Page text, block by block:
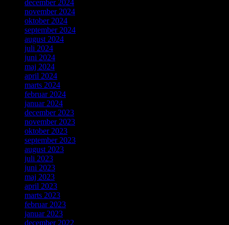
december 2024
november 2024
oktober 2024
september 2024
august 2024
juli 2024
juni 2024
maj 2024
april 2024
marts 2024
februar 2024
januar 2024
december 2023
november 2023
oktober 2023
september 2023
august 2023
juli 2023
juni 2023
maj 2023
april 2023
marts 2023
februar 2023
januar 2023
december 2022